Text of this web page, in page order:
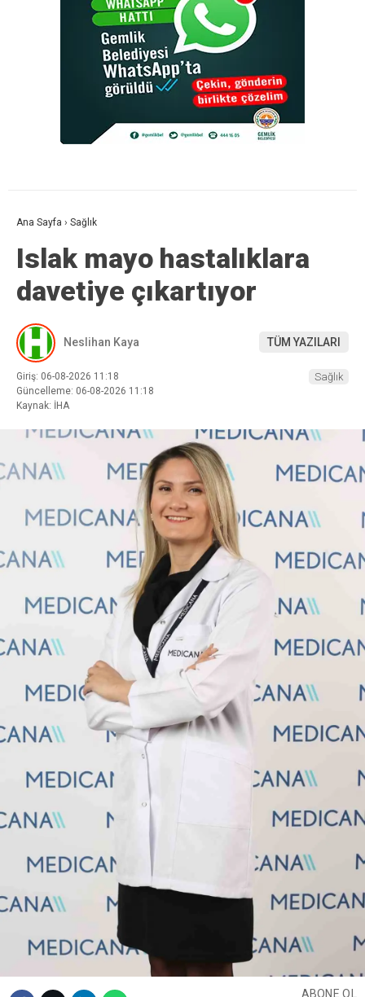
Ana Sayfa › Sağlık
Islak mayo hastalıklara
davetiye çıkartıyor
Neslihan Kaya TÜM YAZILARI
Giriş: 06-08-2026 11:18
Güncelleme: 06-08-2026 11:18
Kaynak: İHA
Sağlık
ABONE OL